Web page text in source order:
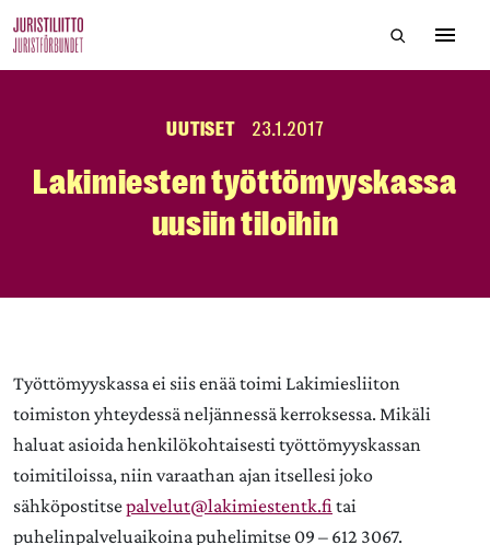
to
Hae
UUTISET 23.1.2017
Lakimiesten työttömyyskassa
uusiin tiloihin
Työttömyyskassa ei siis enää toimi Lakimiesliiton
toimiston yhteydessä neljännessä kerroksessa. Mikäli
haluat asioida henkilökohtaisesti työttömyyskassan
toimitiloissa, niin varaathan ajan itsellesi joko
sähköpostitsepalvelut@lakimiestentk.fitai
puhelinpalveluaikoina puhelimitse 09 – 612 3067.